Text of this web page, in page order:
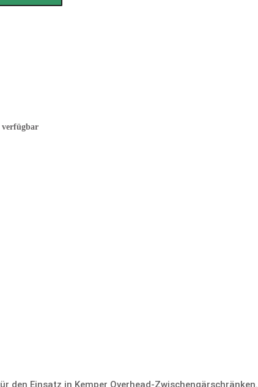
verfügbar
den Einsatz in Kemper Overhead-Zwischengärschränken.